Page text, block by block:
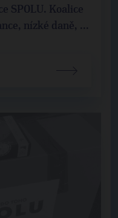
SPOLU. Koalice
nízké daně, ...